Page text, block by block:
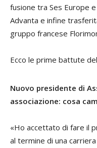
fusione tra Ses Europe
Advanta e infine
gruppo francese
Ecco le prime battute
Nuovo presidente di
associazione: cosa
«Ho accettato di fare il
al termine di una